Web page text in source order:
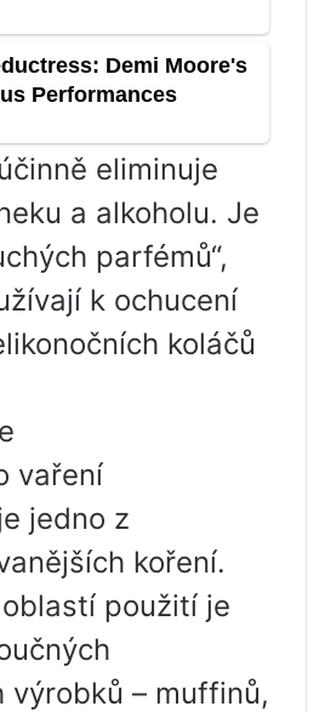
eliminuje
a alkoholu. Je
parfémů“,
k ochucení
koláčů
vaření
jedno z
koření.
použití je
výrobků – muffinů,